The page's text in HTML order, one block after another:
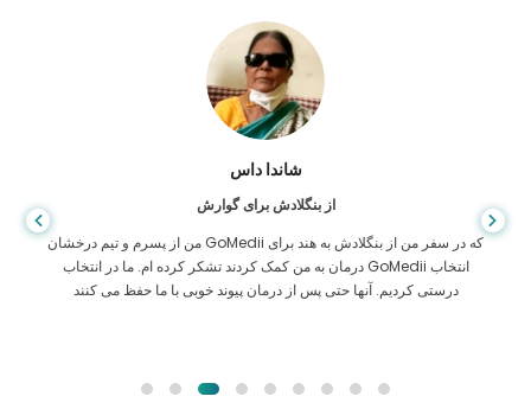
شاندا داس
از بنگلادش برای گوارش
من از پسرم و تیم درخشان GoMedii که در سفر من از بنگلادش به هند برای
درمان به من کمک کردند تشکر کرده ام. ما در انتخاب GoMedii انتخاب
درستی کردیم. آنها حتی پس از درمان پیوند خوبی با ما حفظ می کنند